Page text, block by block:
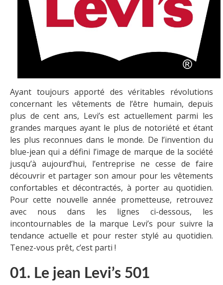
Ayant toujours apporté des véritables révolutions
concernant les vêtements de l’être humain, depuis
plus de cent ans, Levi’s est actuellement parmi les
grandes marques ayant le plus de notoriété et étant
les plus reconnues dans le monde. De l’invention du
blue-jean qui a défini l’image de marque de la société
jusqu’à aujourd’hui, l’entreprise ne cesse de faire
découvrir et partager son amour pour les vêtements
confortables et décontractés, à porter au quotidien.
Pour cette nouvelle année prometteuse, retrouvez
avec nous dans les lignes ci-dessous, les
incontournables de la marque Levi’s pour suivre la
tendance actuelle et pour rester stylé au quotidien.
Tenez-vous prêt, c’est parti !
01. Le jean Levi’s 501